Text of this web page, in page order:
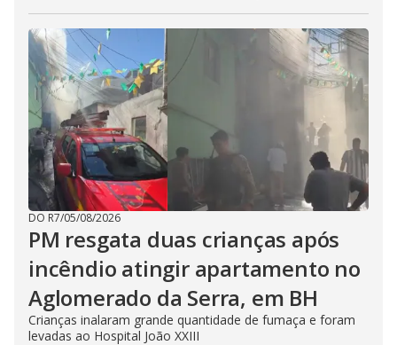
DO R7/05/08/2026
PM resgata duas crianças após
incêndio atingir apartamento no
Aglomerado da Serra, em BH
Crianças inalaram grande quantidade de fumaça e foram
levadas ao Hospital João XXIII